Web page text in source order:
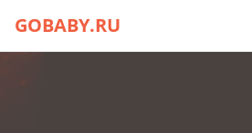
GOBABY.RU